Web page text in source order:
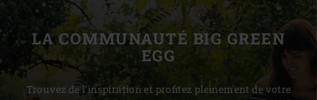
LA COMMUNAUTÉ BIG GREEN
EGG
Trouvez de l'inspiration et profitez pleinement de votre